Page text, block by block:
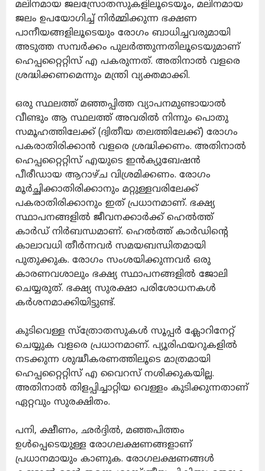
മലിനമായ ജലസ്രോതസുകളിലൂടെയൂം, മലിനമായ
ജലം ഉപയോഗിച്ച് നിര്‍മ്മിക്കുന്ന ഭക്ഷണ
പാനീയങ്ങളിലൂടെയും രോഗം ബാധിച്ചവരുമായി
അടുത്ത സമ്പര്‍ക്കം പുലര്‍ത്തുന്നതിലൂടെയുമാണ്
ഹെപ്പറ്റൈറ്റിസ് എ പകരുന്നത്. അതിനാല്‍ വളരെ
ശ്രദ്ധിക്കണമെന്നും മന്ത്രി വ്യക്തമാക്കി.
ഒരു സ്ഥലത്ത് മഞ്ഞപ്പിത്ത വ്യാപനമുണ്ടായാല്‍
വീണ്ടും ആ സ്ഥലത്ത് അവരില്‍ നിന്നും പൊതു
സമൂഹത്തിലേക്ക് (ദ്വിതീയ തലത്തിലേക്ക്) രോഗം
പകരാതിരിക്കാന്‍ വളരെ ശ്രദ്ധിക്കണം. അതിനാല്‍
ഹെപ്പറ്റൈറ്റിസ് എയുടെ ഇന്‍ക്യുബേഷന്‍
പീരീഡായ ആറാഴ്ച വിശ്രമിക്കണം. രോഗം
മൂര്‍ച്ഛിക്കാതിരിക്കാനും മറ്റുള്ളവരിലേക്ക്
പകരാതിരിക്കാനും ഇത് പ്രധാനമാണ്. ഭക്ഷ്യ
സ്ഥാപനങ്ങളില്‍ ജീവനക്കാര്‍ക്ക് ഹെല്‍ത്ത്
കാര്‍ഡ് നിര്‍ബന്ധമാണ്. ഹെല്‍ത്ത് കാര്‍ഡിന്റെ
കാലാവധി തീര്‍ന്നവര്‍ സമയബന്ധിതമായി
പുതുക്കുക. രോഗം സംശയിക്കുന്നവര്‍ ഒരു
കാരണവശാലും ഭക്ഷ്യ സ്ഥാപനങ്ങളില്‍ ജോലി
ചെയ്യരുത്. ഭക്ഷ്യ സുരക്ഷാ പരിശോധനകള്‍
കര്‍ശനമാക്കിയിട്ടുണ്ട്.
കുടിവെള്ള സ്‌ത്രോതസുകള്‍ സൂപ്പര്‍ ക്ലോറിനേറ്റ്
ചെയ്യുക വളരെ പ്രധാനമാണ്. പ്യൂരിഫയറുകളില്‍
നടക്കുന്ന ശുദ്ധീകരണത്തിലൂടെ മാത്രമായി
ഹെപ്പറ്റൈറ്റിസ് എ വൈറസ് നശിക്കുകയില്ല.
അതിനാല്‍ തിളപ്പിച്ചാറ്റിയ വെള്ളം കുടിക്കുന്നതാണ്
ഏറ്റവും സുരക്ഷിതം.
പനി, ക്ഷീണം, ഛര്‍ദ്ദില്‍, മഞ്ഞപിത്തം
ഉള്‍പ്പെടെയുള്ള രോഗലക്ഷണങ്ങളാണ്
പ്രധാനമായും കാണുക. രോഗലക്ഷണങ്ങള്‍